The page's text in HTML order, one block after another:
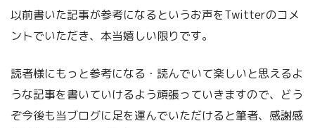
以前書いた記事が参考になるというお声をTwitterのコメ
ントでいただき、本当嬉しい限りです。
読者様にもっと参考になる・読んでいて楽しいと思えるよ
うな記事を書いていけるよう頑張っていきますので、どう
ぞ今後も当ブログに足を運んでいただけると筆者、感謝感